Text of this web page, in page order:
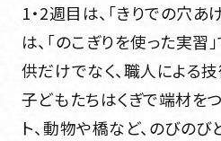
1・2週目は、「きりでの穴あ
は、「のこぎりを使った実習
供だけでなく、職人による
子どもたちはくぎで端材を
ト、動物や橋など、のびの